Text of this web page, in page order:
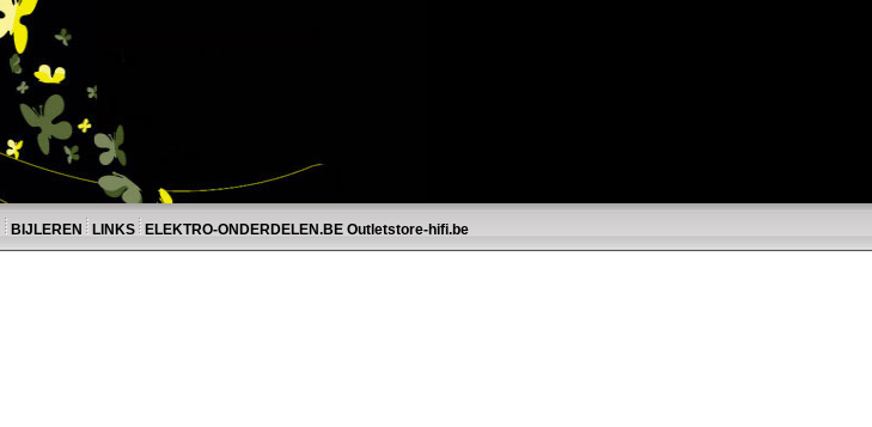
BIJLEREN LINKS ELEKTRO-ONDERDELEN.BE Outletstore-hifi.be